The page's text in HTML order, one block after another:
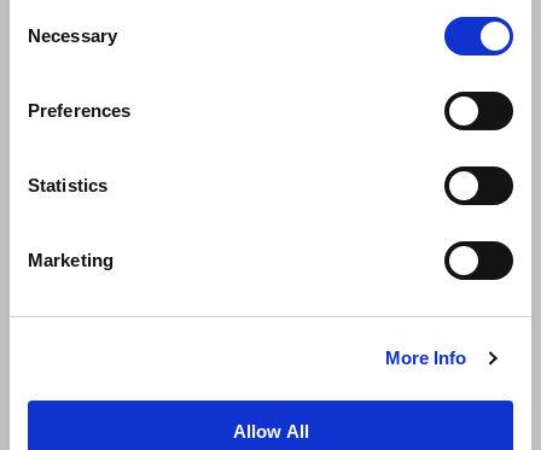
Selection
Necessary
Preferences
Statistics
Marketing
More Info
Allow All